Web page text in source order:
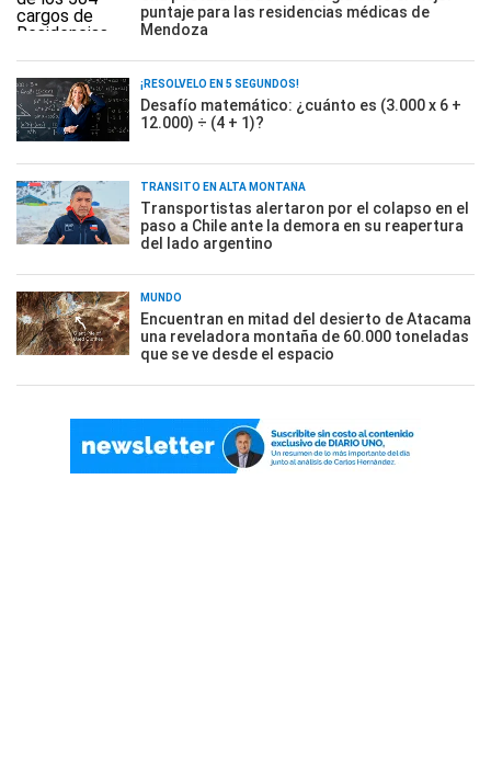
puntaje para las residencias médicas de
Mendoza
¡RESOLVELO EN 5 SEGUNDOS!
Desafío matemático: ¿cuánto es (3.000 x 6 +
12.000) ÷ (4 + 1)?
TRÁNSITO EN ALTA MONTAÑA
Transportistas alertaron por el colapso en el
paso a Chile ante la demora en su reapertura
del lado argentino
MUNDO
Encuentran en mitad del desierto de Atacama
una reveladora montaña de 60.000 toneladas
que se ve desde el espacio